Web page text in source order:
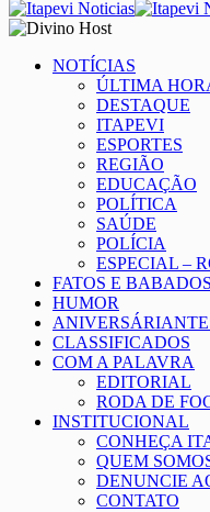
NOTÍCIAS
ÚLTIMA
DESTAQUE
ITAPEVI
ESPORTES
REGIÃO
EDUCAÇÃO
POLÍTICA
SAÚDE
POLÍCIA
ESPECIAL –
FATOS E BABADOS
HUMOR
CLASSIFICADOS
COM A PALAVRA
EDITORIAL
RODA DE
INSTITUCIONAL
CONHEÇA
QUEM
DENUNCIE
CONTATO